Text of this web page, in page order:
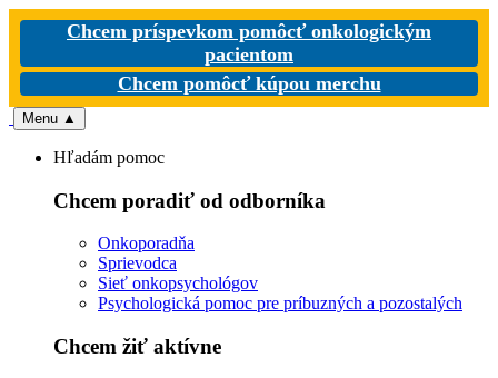
Chcem príspevkom pomôcť onkologickým
pacientom
Chcem pomôcť kúpou merchu
Menu ▲
Hľadám pomoc
Chcem poradiť od odborníka
Onkoporadňa
Sprievodca
Sieť onkopsychológov
Psychologická pomoc pre príbuzných a pozostalých
Chcem žiť aktívne